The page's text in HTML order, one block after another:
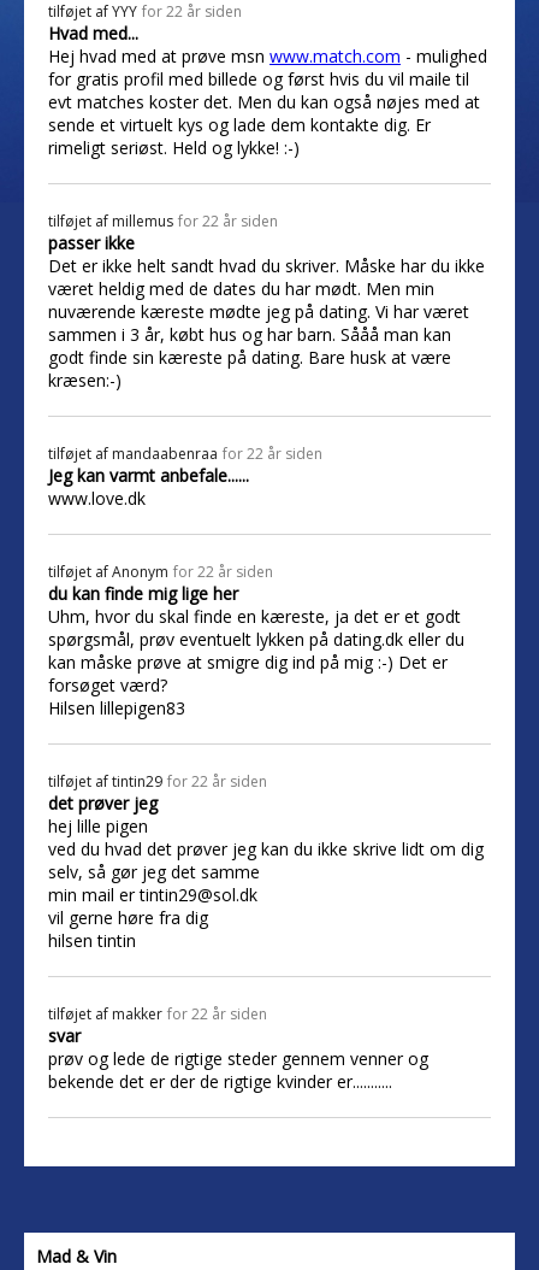
tilføjet afYYY for 22 år siden
Hvad med...
Hej hvad med at prøve msn www.match.com - mulighed
for gratis profil med billede og først hvis du vil maile til
evt matches koster det. Men du kan også nøjes med at
sende et virtuelt kys og lade dem kontakte dig. Er
rimeligt seriøst. Held og lykke! :-)
tilføjet af millemus for 22 år siden
passer ikke
Det er ikke helt sandt hvad du skriver. Måske har du ikke
været heldig med de dates du har mødt. Men min
nuværende kæreste mødte jeg på dating. Vi har været
sammen i 3 år, købt hus og har barn. Sååå man kan
godt finde sin kæreste på dating. Bare husk at være
kræsen:-)
tilføjet af mandaabenraa for 22 år siden
Jeg kan varmt anbefale......
www.love.dk
tilføjet afAnonym for 22 år siden
du kan finde mig lige her
Uhm, hvor du skal finde en kæreste, ja det er et godt
spørgsmål, prøv eventuelt lykken på dating.dk eller du
kan måske prøve at smigre dig ind på mig :-) Det er
forsøget værd?
Hilsen lillepigen83
tilføjet aftintin29 for 22 år siden
det prøver jeg
hej lille pigen
ved du hvad det prøver jeg kan du ikke skrive lidt om dig
selv, så gør jeg det samme
min mail er tintin29@sol.dk
vil gerne høre fra dig
hilsen tintin
tilføjet af makker for 22 år siden
svar
prøv og lede de rigtige steder gennem venner og
bekende det er der de rigtige kvinder er...........
Mad & Vin